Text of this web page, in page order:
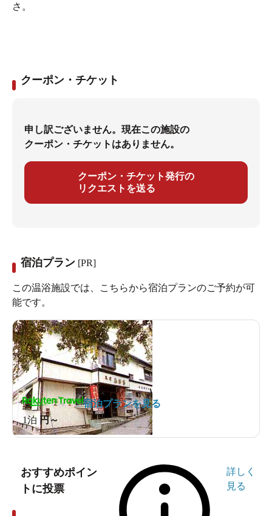
さ。
クーポン・チケット
申し訳ございません。現在この施設の
クーポン・チケットはありません。
クーポン・チケット発行の
リクエストを送る
宿泊プラン [PR]
この温浴施設では、こちらから宿泊プランのご予約が可
能です。
1泊 円～
宿泊プランを見る
おすすめポイン
トに投票
詳しく
見る